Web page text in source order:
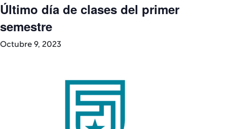
Último día de clases del primer
semestre
Octubre 9, 2023